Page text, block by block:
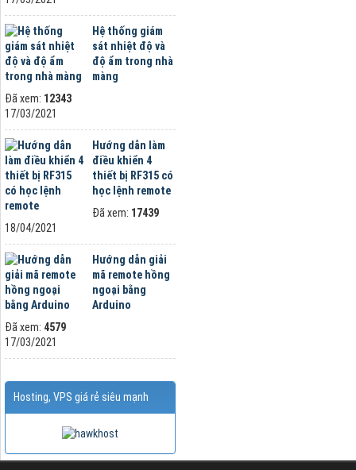
Hệ thống giám
sát nhiệt độ và
độ ẩm trong nhà
màng
Đã xem: 12343
17/03/2021
Hướng dẫn làm
điều khiển 4
thiết bị RF315 có
học lệnh remote
Đã xem: 17439
18/04/2021
Hướng dẫn giải
mã remote hồng
ngoại bằng
Arduino
Đã xem: 4579
17/03/2021
Hosting, VPS giá rẻ siêu mạnh